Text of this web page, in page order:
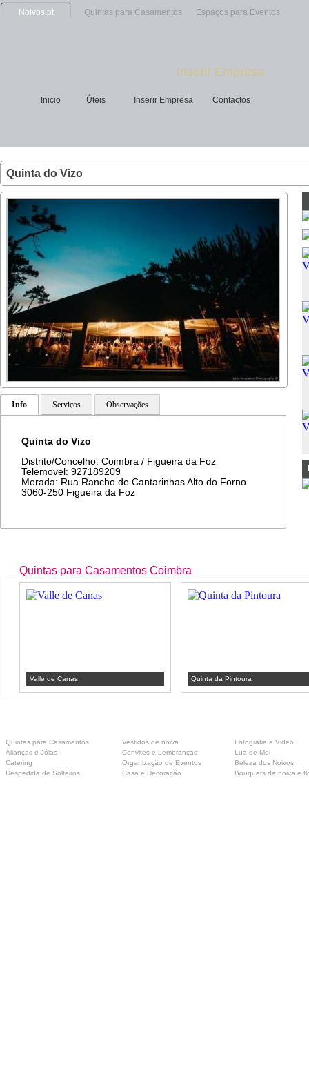
Inserir Empresa
Inicio Úteis Inserir Empresa Contactos
Noivos.pt Quintas para Casamentos Espaços para Eventos
Quinta do Vizo
Info Serviços Observações
Quinta do Vizo
Distrito/Concelho: Coimbra / Figueira da Foz
Telemovel: 927189209
Morada: Rua Rancho de Cantarinhas Alto do Forno
3060-250 Figueira da Foz
Quintas para Casamentos Coimbra
Valle de Canas Quinta da Pintoura
Quintas para Casamentos Vestidos de noiva
Fotografia e Video
Alianças e Jóias
Convites e Lembranças
Lua de Mel
Catering
Organização de Eventos
Beleza dos Noivos
Despedida de Solteiros
Casa e Decoração Bouquets de noiva e